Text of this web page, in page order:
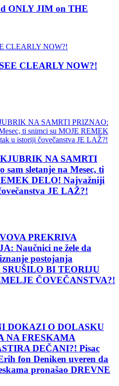
ONLY JIM on THE
CLEARLY NOW?!
NA SAMRTI
sletanje na Mesec, ti
DELO! Najvažniji
JE LAŽ?!
PREKRIVA
Naučnici ne žele da
postojanja
SRUŠILO BI TEORIJU
ČOVEČANSTVA?!
DOKAZI O DOLASKU
NA FRESKAMA
DEČANI?! Pisac
fon Deniken uveren da
pronašao DREVNE